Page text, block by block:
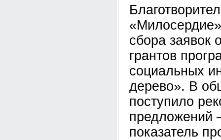
сбора заявок
грантов
социальных
дерево». В
поступило
предложений
показатель